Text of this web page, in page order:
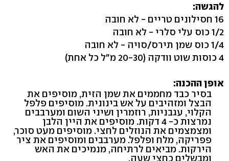
להגשה:
16 חסילונים טריים - לא חובה
1/2 כוס עלי סלרי - לא חובה
1/4 כוס שמן תירס/סויה - לא חובה
4 כוסות שוט וודקה (20-30 מ"ל כל אחת)
אופן ההכנה:
בסיר כבד מחממים את שמן הזית, מוסיפים את
הבצל ומזהיבים על אש בינונית. מוסיפים פלפל
הקלוי, עגבניות, רוזמרין ושיני השום ומערבבים
נמרצות כ- 4 דקות. מוסיפים את היין הלבן
ומצמצמים את הנוזלים לחצי. מוסיפים מעט סוכר,
פפריקה, מלח ופלפל. מערבבים ומוסיפים את ציר
הירקות. מביאים לרתיחה, מנמיכים את האש
ומבשלים כחצי שעה.